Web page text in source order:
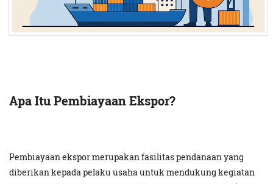
Apa Itu Pembiayaan Ekspor?
Pembiayaan ekspor merupakan fasilitas pendanaan yang
diberikan kepada pelaku usaha untuk mendukung kegiatan